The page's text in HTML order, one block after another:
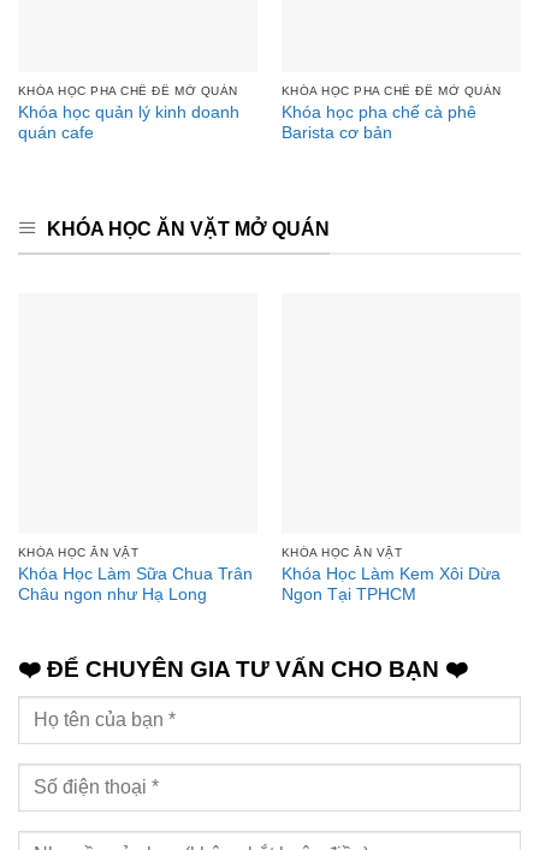
KHÓA HỌC PHA CHẾ ĐỂ MỞ QUÁN
Khóa học quản lý kinh doanh
quán cafe
KHÓA HỌC PHA CHẾ ĐỂ MỞ QUÁN
Khóa học pha chế cà phê
Barista cơ bản
KHÓA HỌC ĂN VẶT MỞ QUÁN
KHÓA HỌC ĂN VẶT
Khóa Học Làm Sữa Chua Trân
Châu ngon như Hạ Long
KHÓA HỌC ĂN VẶT
Khóa Học Làm Kem Xôi Dừa
Ngon Tại TPHCM
❤️ ĐỂ CHUYÊN GIA TƯ VẤN CHO BẠN ❤️